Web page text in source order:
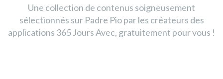
Une collection de contenus soigneusement
sélectionnés sur Padre Pio par les créateurs des
applications 365 Jours Avec, gratuitement pour vous !